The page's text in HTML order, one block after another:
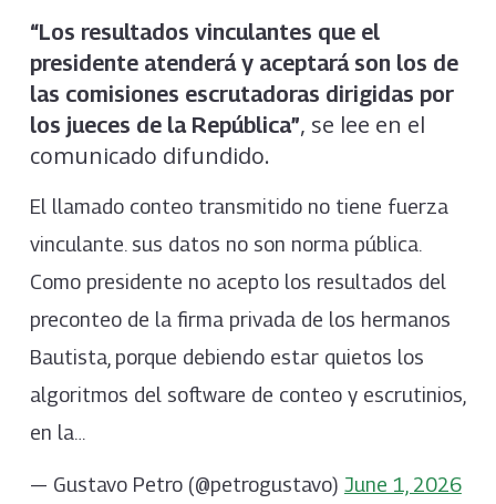
“Los resultados vinculantes que el
presidente atenderá y aceptará son los de
las comisiones escrutadoras dirigidas por
los jueces de la República”, se lee en el
comunicado difundido.
El llamado conteo transmitido no tiene fuerza
vinculante. sus datos no son norma pública.
Como presidente no acepto los resultados del
preconteo de la firma privada de los hermanos
Bautista, porque debiendo estar quietos los
algoritmos del software de conteo y escrutinios,
en la…
— Gustavo Petro (@petrogustavo) June 1, 2026